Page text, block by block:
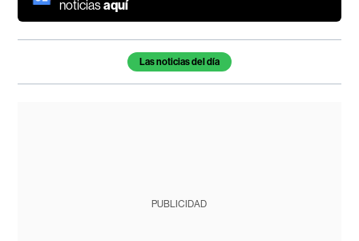
noticiasaquí
Temas de este artículoLas noticias del día
PUBLICIDAD